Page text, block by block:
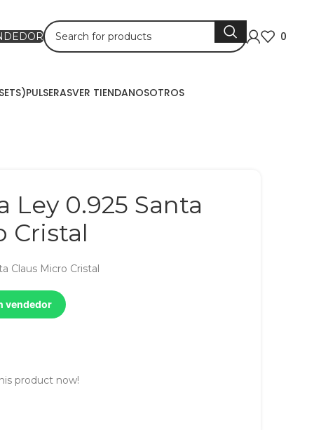
0
PULSERASVER TIENDANOSOTROS
Ley 0.925 Santa
Cristal
Claus Micro Cristal
vendedor
product now!